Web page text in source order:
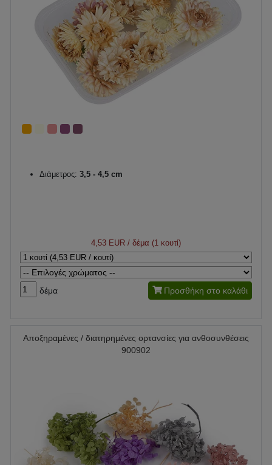
Διάμετρος: 3,5 - 4,5 cm
4,53 EUR / δέμα (1 κουτί)
δέμα Προσθήκη στο καλάθι
Αποξηραμένες / διατηρημένες ορτανσίες για ανθοσυνθέσεις
900902